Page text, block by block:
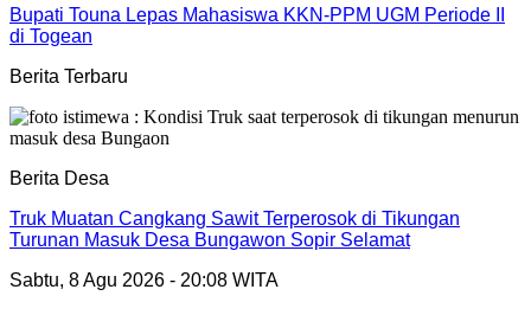
Bupati Touna Lepas Mahasiswa KKN-PPM UGM Periode II
di Togean
Berita Terbaru
Berita Desa
Truk Muatan Cangkang Sawit Terperosok di Tikungan
Turunan Masuk Desa Bungawon Sopir Selamat
Sabtu, 8 Agu 2026 - 20:08 WITA